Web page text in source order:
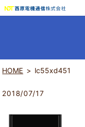
HOME lc55xd451
2018/07/17